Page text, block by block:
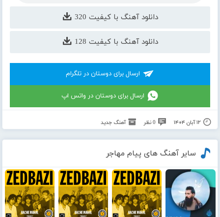
دانلود آهنگ با کیفیت 320
دانلود آهنگ با کیفیت 128
ارسال برای دوستان در تلگرام
ارسال برای دوستان در واتس اپ
۱۲ آبان ۱۴۰۴ 0 نظر آهنگ جدید
سایر آهنگ های پیام مهاجر